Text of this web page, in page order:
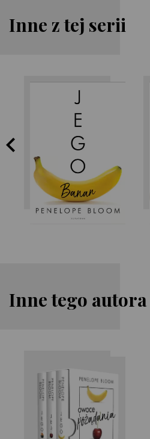
Inne z tej serii
Penelope Bloom
Inne tego autora
Penelope Bloom